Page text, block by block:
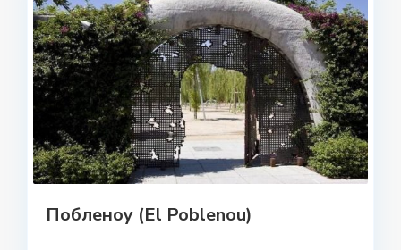
Побленоу (El Poblenou)